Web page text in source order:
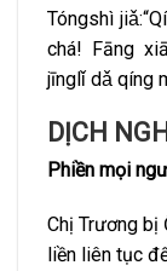
Tóngshì
chá! Fāng
jīnglǐ dǎ qíng
DỊCH
Phiền mọi
Chị Trương bị
liền liên tục